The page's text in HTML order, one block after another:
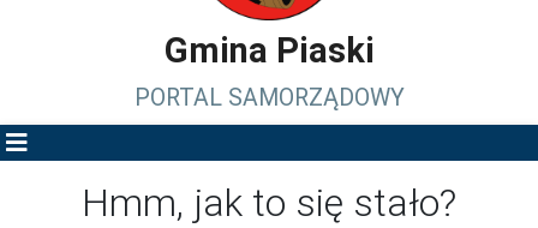
Gmina Piaski
PORTAL SAMORZĄDOWY
Hmm, jak to się stało?